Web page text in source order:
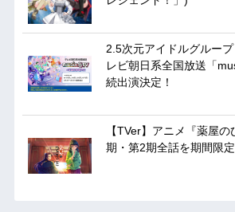
2.5次元アイドルグルー
レビ朝日系全国放送「
続出演決定！
【TVer】アニメ『薬屋
期・第2期全話を期間限